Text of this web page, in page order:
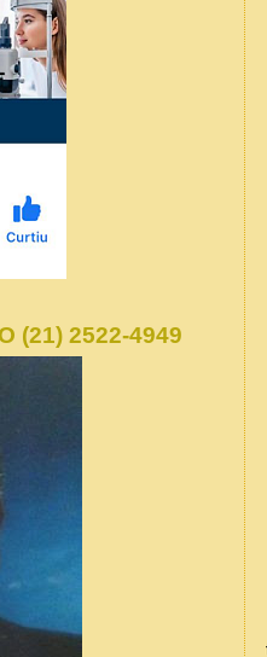
(21) 2522-4949